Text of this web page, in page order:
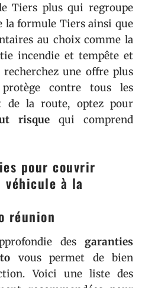
Tiers plus qui regroupe
la formule Tiers ainsi que
au choix comme la
incendie et tempête et
une offre plus
contre tous les
de la route, optez pour
risque qui comprend
pour couvrir
véhicule à la
des garanties
vous permet de bien
Voici une liste des